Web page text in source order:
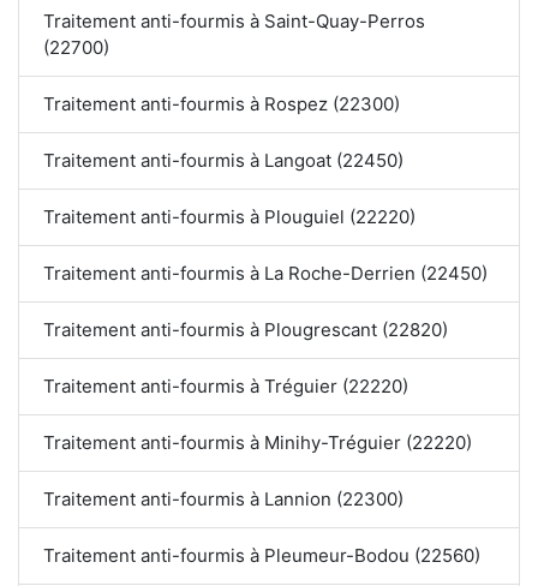
Traitement anti-fourmis à Saint-Quay-Perros
(22700)
Traitement anti-fourmis à Rospez (22300)
Traitement anti-fourmis à Langoat (22450)
Traitement anti-fourmis à Plouguiel (22220)
Traitement anti-fourmis à La Roche-Derrien (22450)
Traitement anti-fourmis à Plougrescant (22820)
Traitement anti-fourmis à Tréguier (22220)
Traitement anti-fourmis à Minihy-Tréguier (22220)
Traitement anti-fourmis à Lannion (22300)
Traitement anti-fourmis à Pleumeur-Bodou (22560)